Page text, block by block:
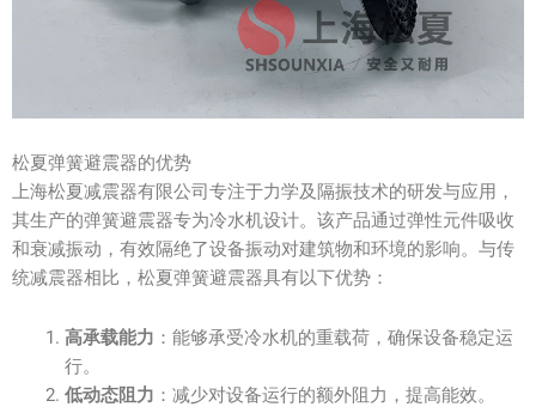
松夏弹簧避震器的优势
上海松夏减震器有限公司专注于力学及隔振技术的研发与应用，
其生产的弹簧避震器专为冷水机设计。该产品通过弹性元件吸收
和衰减振动，有效隔绝了设备振动对建筑物和环境的影响。与传
统减震器相比，松夏弹簧避震器具有以下优势：
高承载能力 ：能够承受冷水机的重载荷，确保设备稳定运
行。
低动态阻力 ：减少对设备运行的额外阻力，提高能效。